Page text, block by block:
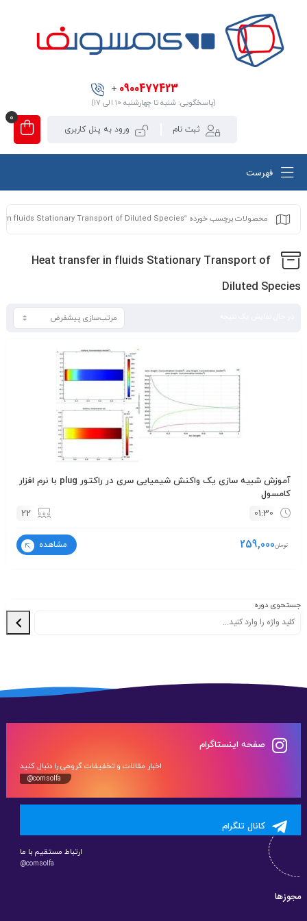
0900477423
+
(پاسخگویی: شنبه تا چهارشنبه ۱۰ الی ۱۷)
ثبت نام ورود به پنل کاربری
0
فهرست
محصولات برچسب خورده “Heat transfer in fluids Stationary Transport of Diluted Species”
Heat transfer in fluids Stationary Transport of
Diluted Species
آموزش شبیه سازی یک واکنش شیمیایی سری در راکتور plug با نرم افزار
کامسول
01:30
22
تومان259,000 مشاهده
جستحوی دوره
صفحه اینستاگرام
اخبار مقالات و تخفیفات گروهی را دنبال کنید
@comsolfa
کانال تلگرام
ارتباط مستقیم با ما
@comsolfa
مجوزها